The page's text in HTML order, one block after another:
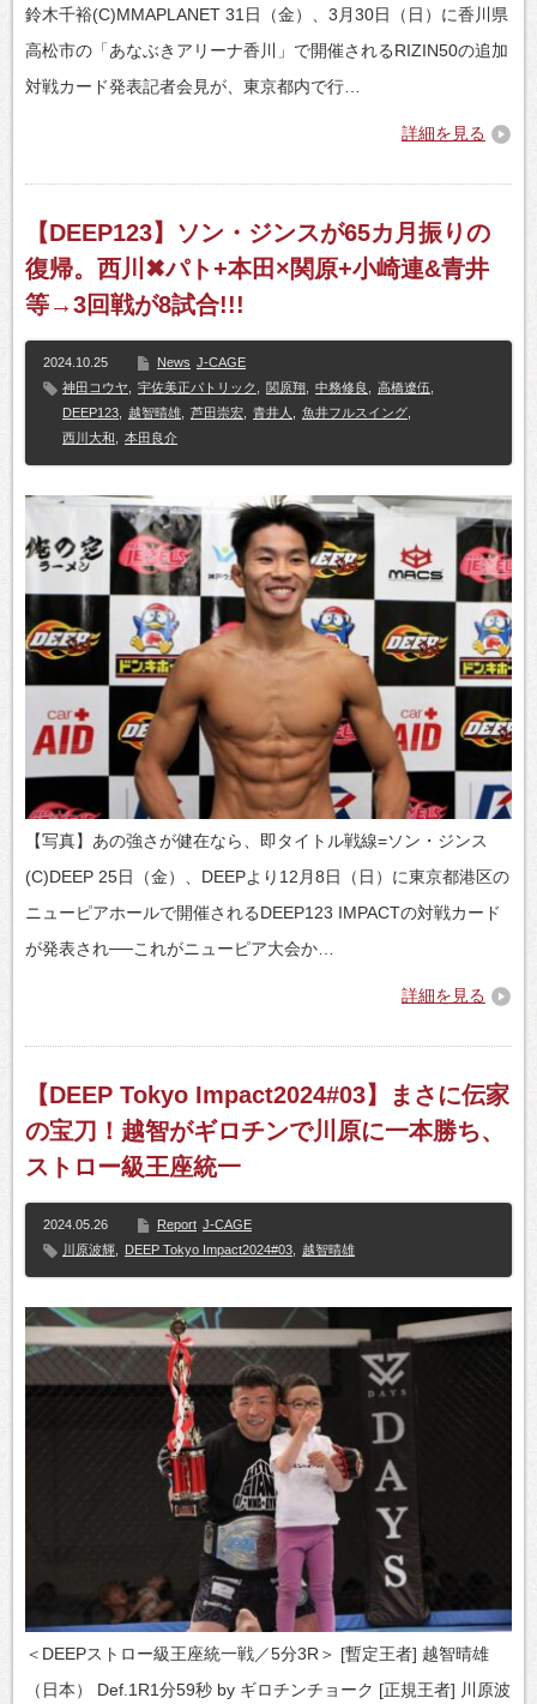
鈴木千裕(C)MMAPLANET 31日（金）、3月30日（日）に香川県
高松市の「あなぶきアリーナ香川」で開催されるRIZIN50の追加
対戦カード発表記者会見が、東京都内で行…
詳細を見る
【DEEP123】ソン・ジンスが65カ月振りの
復帰。西川✖パト+本田×関原+小崎連&青井
等→3回戦が8試合!!!
2024.10.25 News J-CAGE
神田コウヤ
宇佐美正パトリック 関原翔 中務修良 高橋遼伍
DEEP123
越智晴雄 芦田崇宏 青井人 魚井フルスイング
西川大和
本田良介
【写真】あの強さが健在なら、即タイトル戦線=ソン・ジンス
(C)DEEP 25日（金）、DEEPより12月8日（日）に東京都港区の
ニューピアホールで開催されるDEEP123 IMPACTの対戦カード
が発表され──これがニューピア大会か…
詳細を見る
【DEEP Tokyo Impact2024#03】まさに伝家
の宝刀！越智がギロチンで川原に一本勝ち、
ストロー級王座統一
2024.05.26 Report J-CAGE
川原波輝
DEEP Tokyo Impact2024#03 越智晴雄
＜DEEPストロー級王座統一戦／5分3R＞ [暫定王者] 越智晴雄
（日本） Def.1R1分59秒 by ギロチンチョーク [正規王者] 川原波